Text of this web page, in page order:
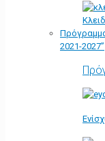
2021-2027”